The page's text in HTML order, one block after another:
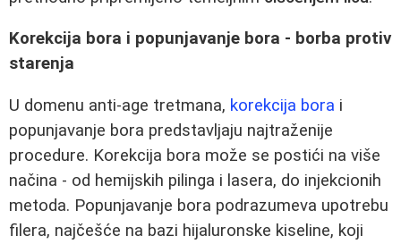
Korekcija bora i popunjavanje bora - borba protiv
starenja
U domenu anti-age tretmana, korekcija bora i
popunjavanje bora predstavljaju najtraženije
procedure. Korekcija bora može se postići na više
načina - od hemijskih pilinga i lasera, do injekcionih
metoda. Popunjavanje bora podrazumeva upotrebu
filera, najčešće na bazi hijaluronske kiseline, koji